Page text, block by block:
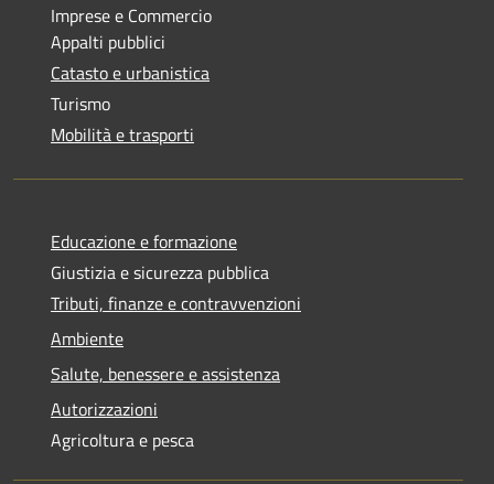
Imprese e Commercio
Appalti pubblici
Catasto e urbanistica
Turismo
Mobilità e trasporti
Educazione e formazione
Giustizia e sicurezza pubblica
Tributi, finanze e contravvenzioni
Ambiente
Salute, benessere e assistenza
Autorizzazioni
Agricoltura e pesca